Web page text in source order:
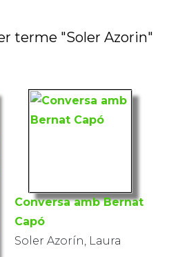
terme "Soler Azorin"
Conversa amb Bernat
Capó
Soler Azorín, Laura